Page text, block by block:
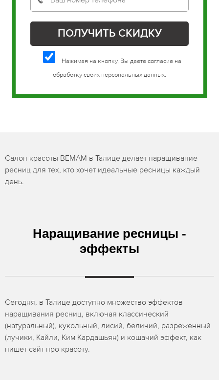
Нажимая на кнопку, Вы даете согласие на
обработку своих персональных данных.
Салон красоты BEMAM в Талице делает наращивание
ресниц для тех, кто хочет идеальные ресницы каждый
день.
Наращивание ресницы -
эффекты
Сегодня, в Талице доступно множество эффектов
наращивания ресниц, включая классический
(натуральный), кукольный, лисий, беличий, разреженный
(лучики, Кайли, Ким Кардашьян) и кошачий эффект, как
пишет сайт про красоту.